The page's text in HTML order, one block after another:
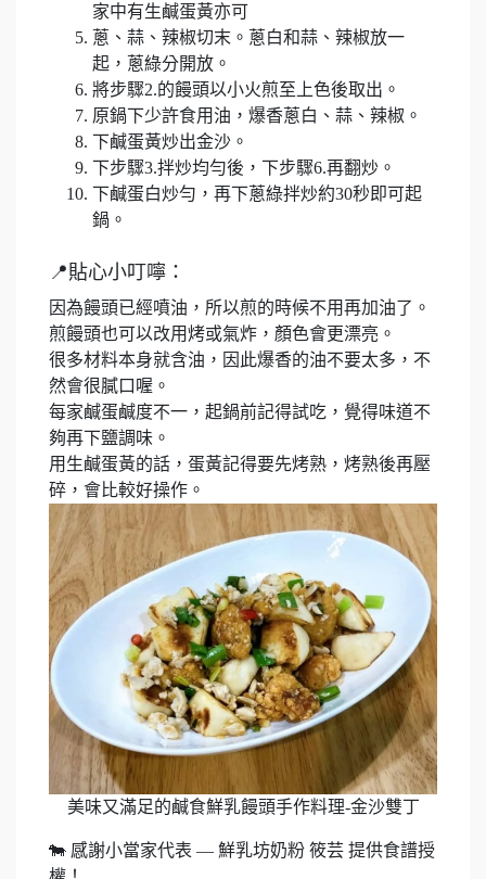
家中有生鹹蛋黃亦可
蔥、蒜、辣椒切末。蔥白和蒜、辣椒放一
起，蔥綠分開放。
將步驟2.的饅頭以小火煎至上色後取出。
原鍋下少許食用油，爆香蔥白、蒜、辣椒。
下鹹蛋黃炒出金沙。
下步驟3.拌炒均勻後，下步驟6.再翻炒。
下鹹蛋白炒勻，再下蔥綠拌炒約30秒即可起
鍋。
📍貼心小叮嚀：
因為饅頭已經噴油，所以煎的時候不用再加油了。
煎饅頭也可以改用烤或氣炸，顏色會更漂亮。
很多材料本身就含油，因此爆香的油不要太多，不
然會很膩口喔。
每家鹹蛋鹹度不一，起鍋前記得試吃，覺得味道不
夠再下鹽調味。
用生鹹蛋黃的話，蛋黃記得要先烤熟，烤熟後再壓
碎，會比較好操作。
美味又滿足的鹹食鮮乳饅頭手作料理-金沙雙丁
🐄 感謝小當家代表 — 鮮乳坊奶粉 筱芸​ 提供食譜授